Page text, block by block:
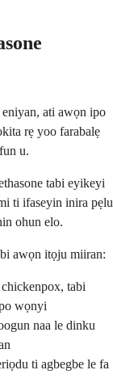
ati awọn ipo
rẹ yoo farabalẹ
u.
tabi eyikeyi
ti ifaseyin inira pẹlu
ohun elo.
awọn itọju miiran:
tabi
wọnyi
naa le dinku
ti agbegbe le fa